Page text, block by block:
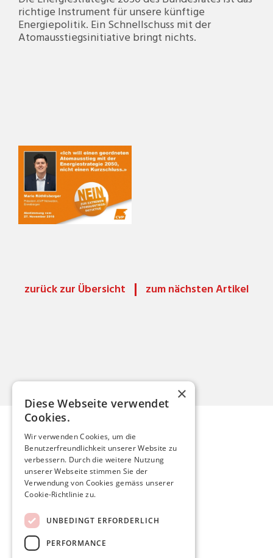
richtige Instrument für unsere künftige
Energiepolitik. Ein Schnellschuss mit der
Atomausstiegsinitiative bringt nichts.
zurück zur Übersicht zum nächsten Artikel
Mario Röthlisberger
mario.roethlisberger@kfnmail.ch
Home
Aktuelles
Meine Politik
×
Diese Webseite verwendet
Cookies.
Wir verwenden Cookies, um die
Benutzerfreundlichkeit unserer Website zu
verbessern. Durch die weitere Nutzung
unserer Webseite stimmen Sie der
Verwendung von Cookies gemäss unserer
Cookie-Richtlinie zu.
UNBEDINGT ERFORDERLICH
PERFORMANCE